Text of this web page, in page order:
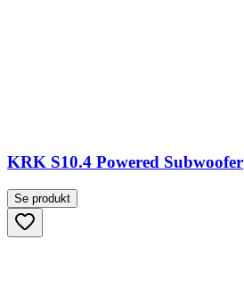
KRK S10.4 Powered Subwoofer
Se produkt